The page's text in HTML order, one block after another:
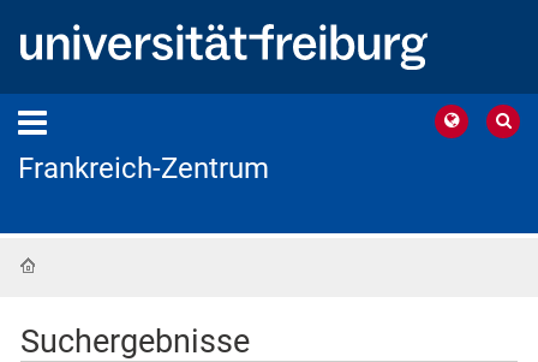
Frankreich-Zentrum
Suchergebnisse